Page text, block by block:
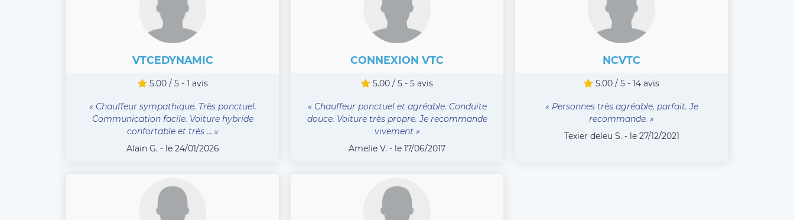
VTCEDYNAMIC
5.00 / 5 - 1 avis
« Chauffeur sympathique. Très ponctuel.
Communication facile. Voiture hybride
confortable et très ... »
Alain G. - le 24/01/2026
CONNEXION VTC
5.00 / 5 - 5 avis
« Chauffeur ponctuel et agréable. Conduite
douce. Voiture très propre. Je recommande
vivement »
Amelie V. - le 17/06/2017
NCVTC
5.00 / 5 - 14 avis
« Personnes très agréable, parfait. Je
recommande. »
Texier deleu S. - le 27/12/2021